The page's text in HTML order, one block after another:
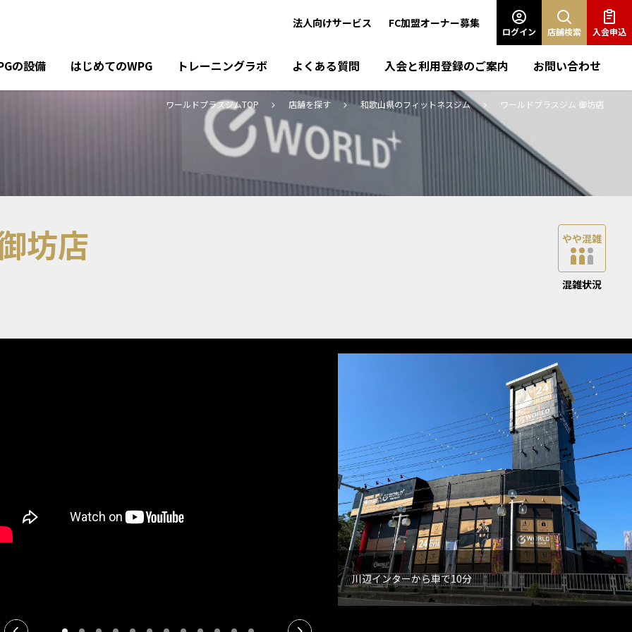
法人向けサービス FC加盟オーナー募集
ログイン 店舗検索 入会申込
の設備 はじめてのWPG トレーニングラボ よくある質問 入会と利用登録のご案内 お問い合わせ
ワールドプラスジムTOP 店舗を探す 和歌山県のフィットネスジム ワールドプラスジム 御坊店
坊店
混雑状況
川辺インターから車で10分